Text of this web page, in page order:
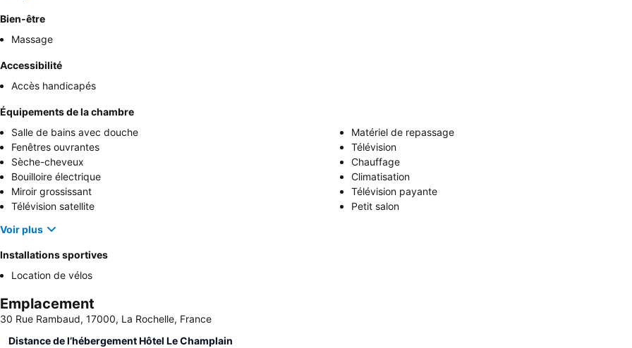
Bien-être
Massage
Accessibilité
Accès handicapés
Équipements de la chambre
Salle de bains avec douche
Matériel de repassage
Fenêtres ouvrantes
Télévision
Sèche-cheveux
Chauffage
Bouilloire électrique
Climatisation
Miroir grossissant
Télévision payante
Télévision satellite
Petit salon
Voir plus
Installations sportives
Location de vélos
Emplacement
30 Rue Rambaud, 17000, La Rochelle, France
Distance de l’hébergement Hôtel Le Champlain